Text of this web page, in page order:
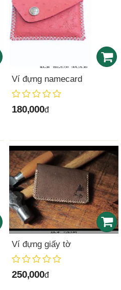
Ví đựng namecard
180,000đ
Ví đựng giấy tờ
250,000đ